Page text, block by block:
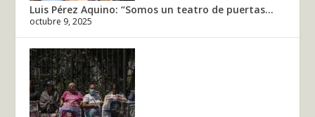
Luis Pérez Aquino: “Somos un teatro de puertas...
octubre 9, 2025